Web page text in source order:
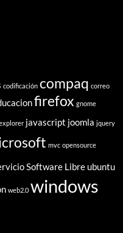
codificación compaq correo
firefox gnome
javascript joomla jquery
mvc opensource
Software Libre ubuntu
web2.0 windows